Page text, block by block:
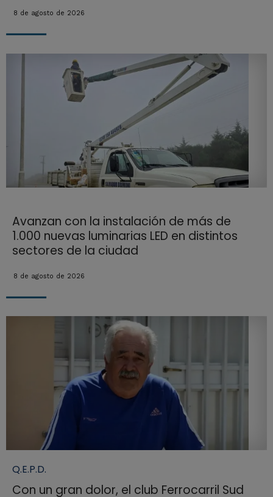
8 de agosto de 2026
Avanzan con la instalación de más de
1.000 nuevas luminarias LED en distintos
sectores de la ciudad
8 de agosto de 2026
Q.E.P.D.
Con un gran dolor, el club Ferrocarril Sud